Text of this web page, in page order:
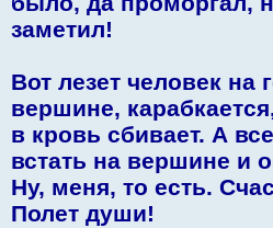
заметил!
Вот лезет человек на
вершине,
в кровь сбивает. А
встать на вершине и
Ну, меня, то есть.
Полет души!